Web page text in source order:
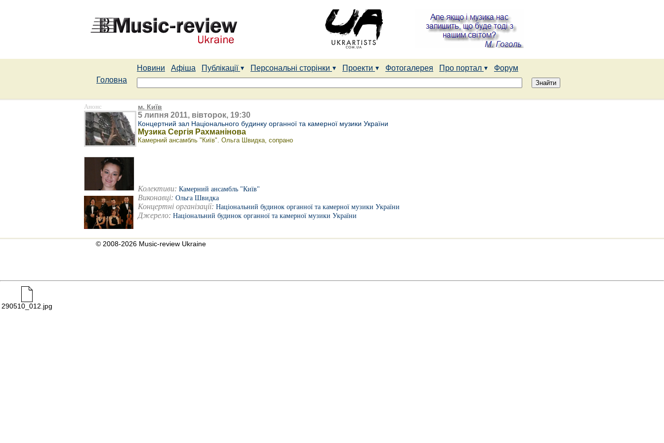
Новини Афіша Публікації Персональні сторінки Проекти Фотогалерея Про портал
Форум
Головна
Анонс м. Київ
5 липня 2011, вівторок, 19:30
Концертний зал Національного будинку органної та камерної музики України
Музика Сергія Рахманінова
Камерний ансамбль "Київ". Ольга Швидка, сопрано
Колективи: Камерний ансамбль "Київ"
Виконавці: Ольга Швидка
Концертні організації: Національний будинок органної та камерної музики України
Джерело: Національний будинок органної та камерної музики України
© 2008-2026 Music-review Ukraine
290510_012.jpg